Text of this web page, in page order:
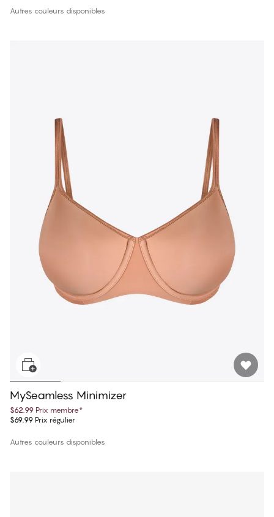
Autres couleurs disponibles
MySeamless Minimizer
$62.99 Prix membre*
$69.99 Prix régulier
Autres couleurs disponibles